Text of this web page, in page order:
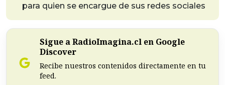
para quien se encargue de sus redes sociales
Sigue a RadioImagina.cl en Google
Discover
Recibe nuestros contenidos directamente en tu
feed.